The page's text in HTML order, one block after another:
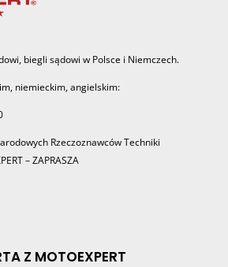
biegli sądowi w Polsce i Niemczech.
niemieckim, angielskim:
Rzeczoznawców Techniki
– ZAPRASZA
Z MOTOEXPERT